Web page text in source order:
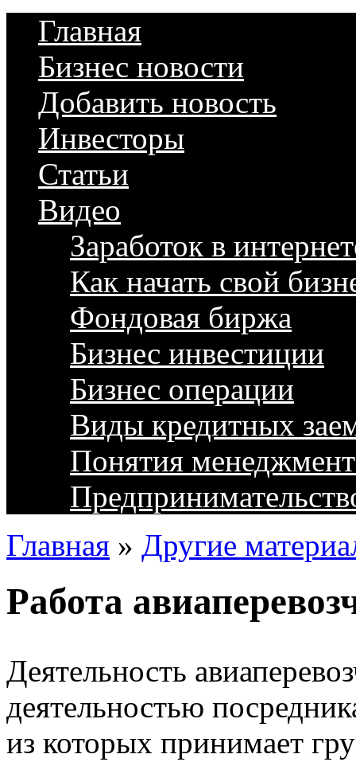
Главная
Бизнес новости
Добавить новость
Инвесторы
Статьи
Видео
Заработок в
Как начать свой
Фондовая биржа
Бизнес инвестиции
Бизнес операции
Виды кредитных
Понятия
Главная » Другие
Работа
Деятельность
деятельностью
из которых принимает